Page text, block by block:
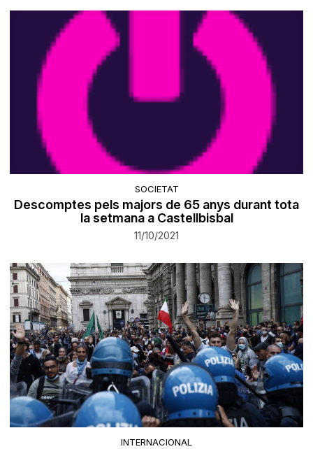
SOCIETAT
Descomptes pels majors de 65 anys durant tota
la setmana a Castellbisbal
11/10/2021
INTERNACIONAL